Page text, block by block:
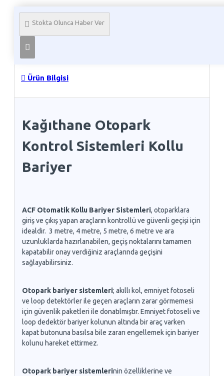
Stokta Olunca Haber Ver
Telefon İle Sipariş
Ürün Bilgisi
Kağıthane Otopark
Kontrol Sistemleri Kollu
Bariyer
ACF Otomatik Kollu Bariyer Sistemleri, otoparklara
giriş ve çıkış yapan araçların kontrollü ve güvenli geçişi için
idealdir. 3 metre, 4 metre, 5 metre, 6 metre ve ara
uzunluklarda hazırlanabilen, geçiş noktalarını tamamen
kapatabilir onay verdiğiniz araçlarında geçişini
sağlayabilirsiniz.
Otopark bariyer sistemleri; akıllı kol, emniyet fotoseli
ve loop detektörler ile geçen araçların zarar görmemesi
için güvenlik paketleri ile donatılmıştır. Emniyet fotoseli ve
loop dedektör bariyer kolunun altında bir araç varken
kapat butonuna basılsa bile zararı engellemek için bariyer
kolunu hareket ettirmez.
Otopark bariyer sistemlerinin özelliklerine ve